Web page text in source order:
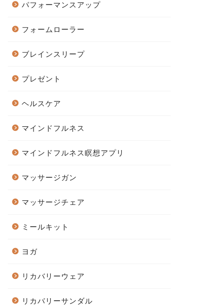
パフォーマンスアップ
フォームローラー
ブレインスリープ
プレゼント
ヘルスケア
マインドフルネス
マインドフルネス瞑想アプリ
マッサージガン
マッサージチェア
ミールキット
ヨガ
リカバリーウェア
リカバリーサンダル